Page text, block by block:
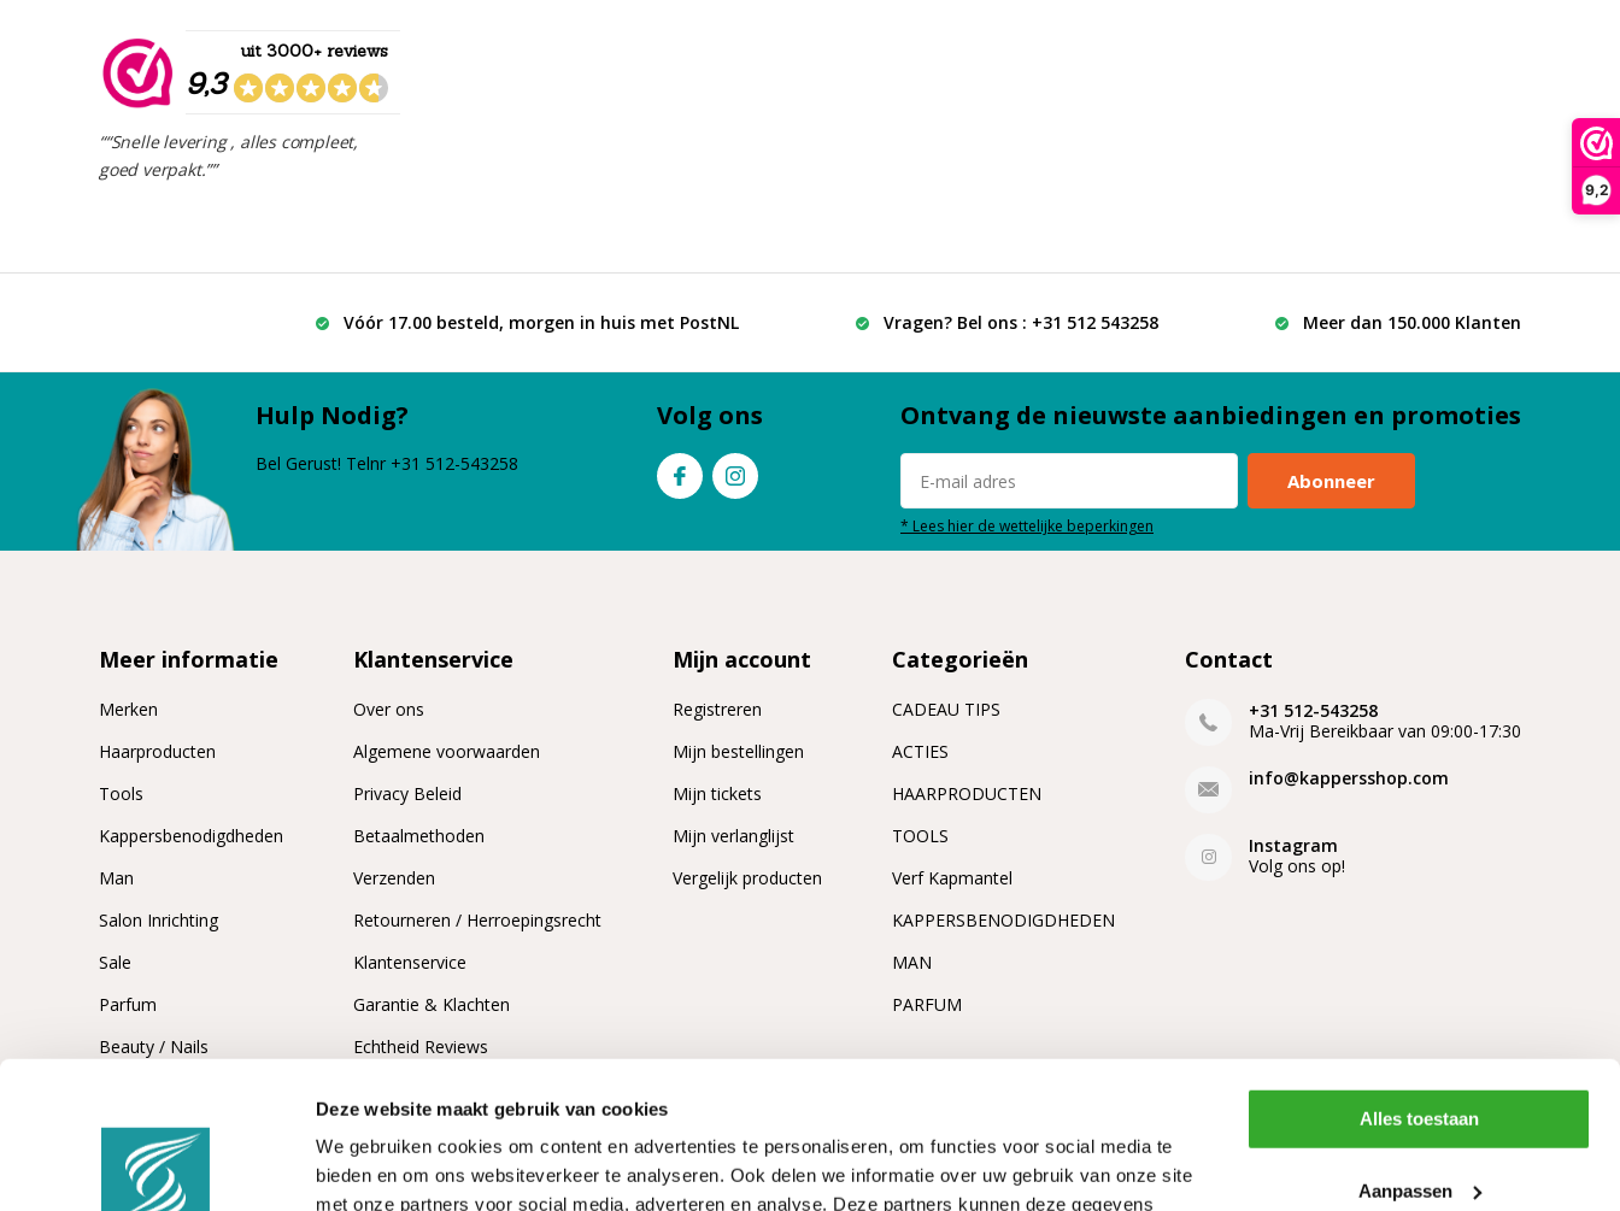
Deze website maakt gebruik van cookies
We gebruiken cookies om content en advertenties te personaliseren, om functies voor social media te
bieden en om ons websiteverkeer te analyseren. Ook delen we informatie over uw gebruik van onze site
met onze partners voor social media, adverteren en analyse. Deze partners kunnen deze gegevens
Alles toestaan
Aanpassen
9,2
9,3
uit 3000+ reviews
““Snelle levering , alles compleet,
goed verpakt.””
Vóór 17.00 besteld, morgen in huis met PostNL Vragen? Bel ons : +31 512 543258 Meer dan 150.000 Klanten
Hulp Nodig?
Bel Gerust! Telnr +31 512-543258
Volg ons Ontvang de nieuwste aanbiedingen en promoties
Abonneer
* Lees hier de wettelijke beperkingen
Meer informatie
Merken
Haarproducten
Tools
Kappersbenodigdheden
Man
Salon Inrichting
Sale
Parfum
Beauty / Nails
Klantenservice
Over ons
Algemene voorwaarden
Privacy Beleid
Betaalmethoden
Verzenden
Retourneren / Herroepingsrecht
Klantenservice
Garantie & Klachten
Echtheid Reviews
Mijn account
Registreren
Mijn bestellingen
Mijn tickets
Mijn verlanglijst
Vergelijk producten
Categorieën
CADEAU TIPS
ACTIES
HAARPRODUCTEN
TOOLS
Verf Kapmantel
KAPPERSBENODIGDHEDEN
MAN
PARFUM
Contact
+31 512-543258
Ma-Vrij Bereikbaar van 09:00-17:30
info@kappersshop.com
Instagram
Volg ons op!